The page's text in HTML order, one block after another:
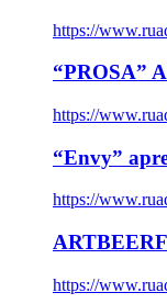
https://
“PROSA”
https://
“Envy”
https://
https://